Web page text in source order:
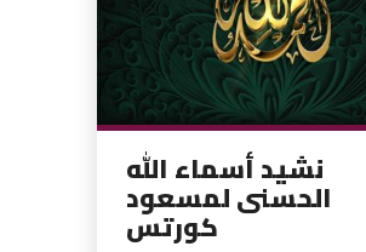
نشيد أسماء الله
الحسنى لمسعود
كورتس